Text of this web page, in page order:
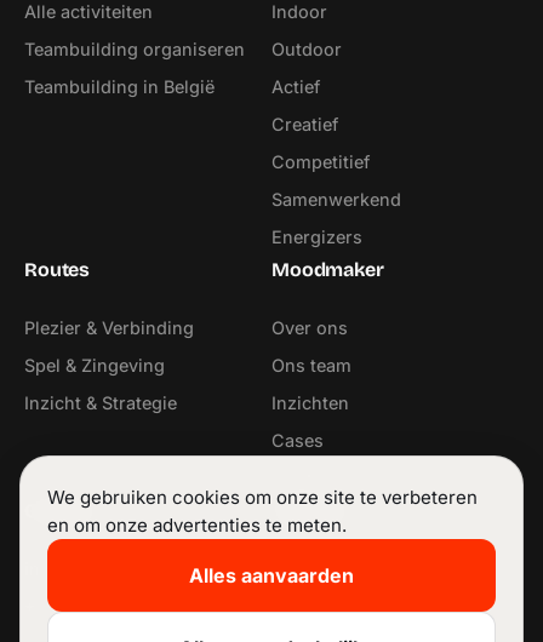
Alle activiteiten
Teambuilding organiseren
Teambuilding in België
Indoor
Outdoor
Actief
Creatief
Competitief
Samenwerkend
Energizers
Routes
Plezier & Verbinding
Spel & Zingeving
Inzicht & Strategie
Moodmaker
Over ons
Ons team
Inzichten
Cases
Contact
info@moodmaker.be
+32 53 42 68 11
Volg ons
LinkedIn
We gebruiken cookies om onze site te verbeteren
en om onze advertenties te meten.
Alles aanvaarden